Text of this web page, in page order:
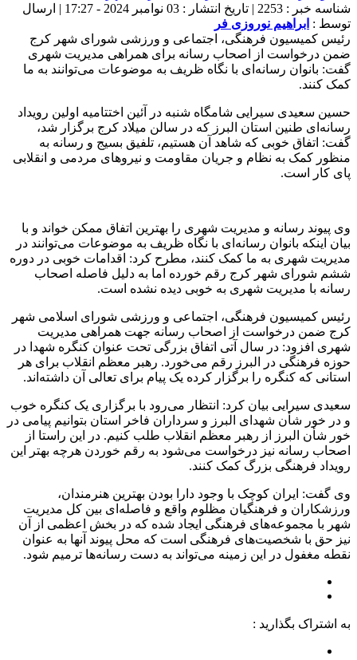
شناسه خبر : 2253 | تاریخ انتشار : 03 نوامبر 2024 - 17:27 | ارسال
توسط : ابراهیم نوروزی فر
رئیس کمیسیون فرهنگی، اجتماعی و ورزشی شورای شهر کرج
ضمن درخواست از اصحاب رسانه برای همراهی مدیریت شهری
گفت: بانوان رسانه‌ای با نگاه ظریف به موضوعات می‌توانند به ما
کمک کنند.
حسین سعیدی سیرایی شامگاه شنبه در آئین اختتامیه اولین رویداد
رسانه‌ای طنین استان البرز که در سالن میلاد کرج برگزار شد،
گفت: اتفاق خوبی که شاهد آن هستیم، تلفیق بسیج و رسانه به
منظور کمک به نظام و جریان مقاومت و نیروهای مردمی و انقلابی
پای کار است.
وی پیوند رسانه و مدیریت شهری را بهترین اتفاق ممکن خواند و با
بیان اینکه بانوان رسانه‌ای با نگاه ظریف به موضوعات می‌توانند در
مدیریت شهری به ما کمک کنند، مطرح کرد: اقدامات خوبی در دوره
ششم شورای شهر کرج رقم خورده اما به دلیل فاصله اصحاب
رسانه با مدیریت شهری به خوبی دیده نشده است.
رئیس کمیسیون فرهنگی، اجتماعی و ورزشی شورای اسلامی شهر
کرج ضمن درخواست از اصحاب رسانه جهت همراهی مدیریت
شهری افزود: در سال آتی اتفاق بزرگی تحت عنوان کنگره شهدا در
حوزه فرهنگی در البرز رقم می‌خورد. رهبر معظم انقلاب برای هر
استانی که کنگره را برگزار کرده یک پیام برای تعالی آن داشته‌اند.
سعیدی سیرایی بیان کرد: انتظار می‌رود با برگزاری یک کنگره خوب
و در خور شأن شهدای البرز و سرداران فاخر استان بتوانیم پیامی در
خور شأن البرز از رهبر معظم انقلاب طلب کنیم. در این راستا از
اصحاب رسانه نیز درخواست می‌شود به رقم خوردن هرچه بهتر این
رویداد فرهنگی بزرگ کمک کنند.
وی گفت: ایران کوچک با وجود دارا بودن بهترین هنرمندان،
ورزشکاران و فرهنگیان مظلوم واقع و فاصله‌ای بین کل مدیریت
شهر با مجموعه‌های فرهنگی ایجاد شده که در بخش اعظمی از آن
نیز حق با شخصیت‌های فرهنگی است که محل پیوند آنها به عنوان
نقطه مغفول در این زمینه می‌تواند به دست رسانه‌ها ترمیم شود.
به اشتراک بگذارید :